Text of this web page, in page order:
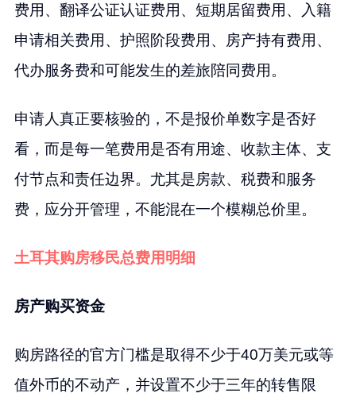
费用、翻译公证认证费用、短期居留费用、入籍
申请相关费用、护照阶段费用、房产持有费用、
代办服务费和可能发生的差旅陪同费用。
申请人真正要核验的，不是报价单数字是否好
看，而是每一笔费用是否有用途、收款主体、支
付节点和责任边界。尤其是房款、税费和服务
费，应分开管理，不能混在一个模糊总价里。
土耳其购房移民总费用明细
房产购买资金
购房路径的官方门槛是取得不少于40万美元或等
值外币的不动产，并设置不少于三年的转售限